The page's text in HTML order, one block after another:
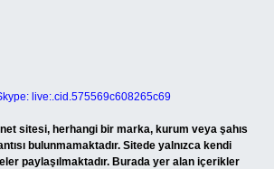
live:.cid.575569c608265c69
sitesi, herhangi bir marka, kurum veya şahıs
bulunmamaktadır. Sitede yalnızca kendi
paylaşılmaktadır. Burada yer alan içerikler